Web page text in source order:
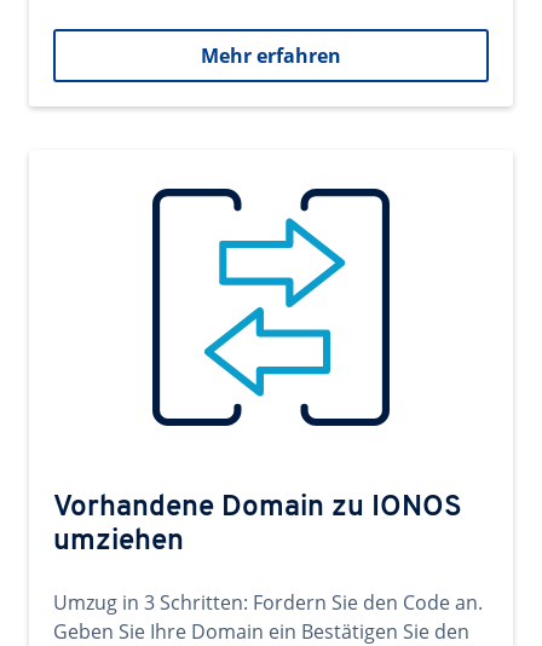
Mehr erfahren
Vorhandene Domain zu IONOS
umziehen
Umzug in 3 Schritten: Fordern Sie den Code an.
Geben Sie Ihre Domain ein Bestätigen Sie den